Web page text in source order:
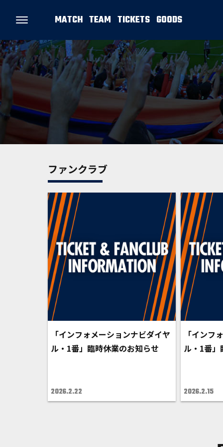
MATCH TEAM TICKETS GOODS
ファンクラブ
「インフォメーションナビダイヤ
ル・1番」臨時休業のお知らせ
2026.2.22
「インフ
ル・1番」
2026.2.15